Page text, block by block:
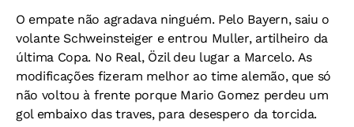
O empate não agradava ninguém. Pelo Bayern, saiu o
volante Schweinsteiger e entrou Muller, artilheiro da
última Copa. No Real, Özil deu lugar a Marcelo. As
modificações fizeram melhor ao time alemão, que só
não voltou à frente porque Mario Gomez perdeu um
gol embaixo das traves, para desespero da torcida.